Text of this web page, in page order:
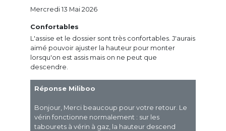
Confortables
L'assise et le dossier sont très confortables. J'aurais
aimé pouvoir ajuster la hauteur pour monter
lorsqu'on est assis mais on ne peut que
descendre.
Réponse Miliboo
Bonjour, Merci beaucoup pour votre retour. Le
vérin fonctionne normalement : sur les
tabourets à vérin à gaz, la hauteur descend
Mercredi 13 Mai 2026